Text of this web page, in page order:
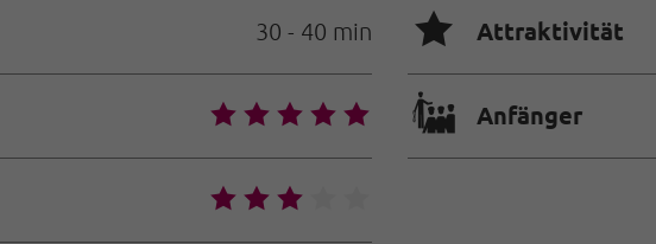
30 - 40 min 🞙 Attraktivität
🞙🞙🞙🞙🞙 🐡 Anfänger
🞙🞙🞙